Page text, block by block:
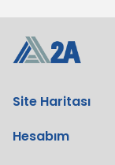
Site Haritası
Hesabım